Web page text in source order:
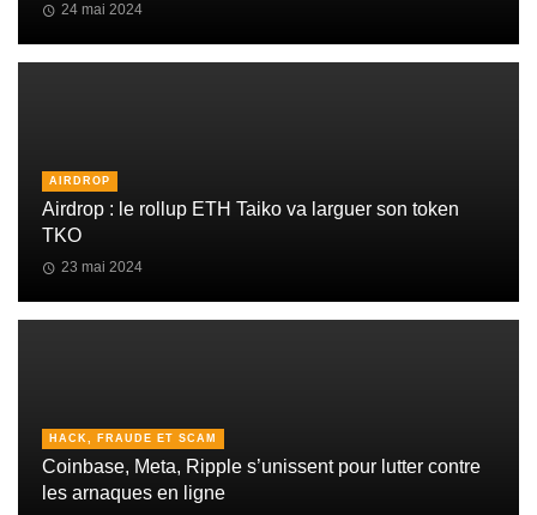
24 mai 2024
AIRDROP
Airdrop : le rollup ETH Taiko va larguer son token
TKO
23 mai 2024
HACK, FRAUDE ET SCAM
Coinbase, Meta, Ripple s’unissent pour lutter contre
les arnaques en ligne